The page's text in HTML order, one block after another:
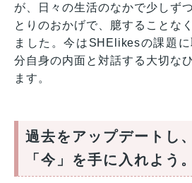
が、日々の生活のなかで少しず
とりのおかげで、臆することな
ました。今はSHElikesの課題
分自身の内面と対話する大切な
ます。
過去をアップデートし
「今」を手に入れよう。